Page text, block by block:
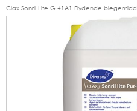
Clax Sonril Lite G 41A1 Flydende